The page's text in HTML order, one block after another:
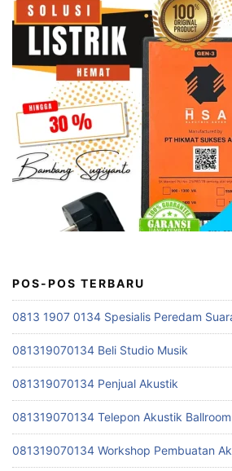
POS-POS TERBARU
0813 1907 0134 Spesialis Peredam
081319070134 Beli Studio Musik
081319070134 Penjual Akustik
081319070134 Telepon Akustik Ballroom
081319070134 Workshop Pembuatan